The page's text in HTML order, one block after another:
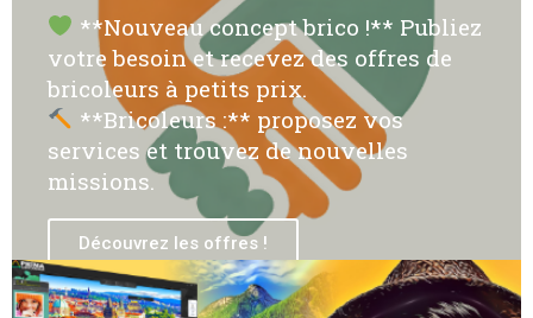
**Nouveau concept brico !** Publiez
votre besoin et recevez des offres de
bricoleurs à petits prix.
**Bricoleurs :** proposez vos
services et trouvez de nouvelles
missions.
Découvrez les offres !